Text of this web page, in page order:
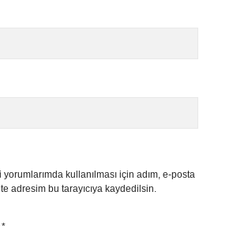
kullanılması için adım, e-posta
adresim bu tarayıcıya kaydedilsin.
*